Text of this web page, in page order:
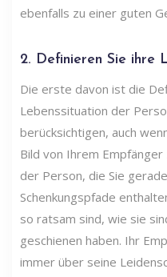
ebenfalls zu einer guten
2. Definieren Sie ihre
Die erste davon ist die
Lebenssituation der
berücksichtigen, auch
Bild von Ihrem
der Person, die Sie
Schenkungspfade
so ratsam sind, wie sie
geschienen haben. Ihr
immer über seine